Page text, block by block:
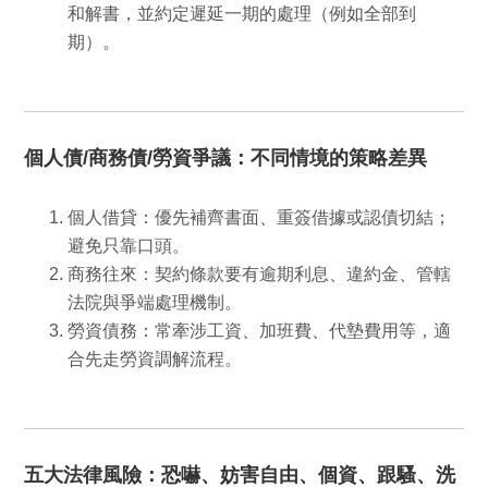
和解書，並約定遲延一期的處理（例如全部到
期）。
個人債/商務債/勞資爭議：不同情境的策略差異
個人借貸 ：優先補齊書面、重簽借據或認債切結；
避免只靠口頭。
商務往來 ：契約條款要有逾期利息、違約金、管轄
法院與爭端處理機制。
勞資債務 ：常牽涉工資、加班費、代墊費用等，適
合先走勞資調解流程。
五大法律風險：恐嚇、妨害自由、個資、跟騷、洗